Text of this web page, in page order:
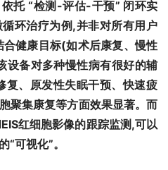
托 “检测-评估-干预” 闭环实
环治疗为例,并非对所有用户
健康目标(如术后康复、慢性
设备对多种慢性病有很好的辅
复、原发性失眠干预、快速疲
聚集康复等方面效果显著。而
红细胞影像的跟踪监测,可以
可视化”。